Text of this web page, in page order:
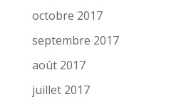
octobre 2017
septembre 2017
août 2017
juillet 2017